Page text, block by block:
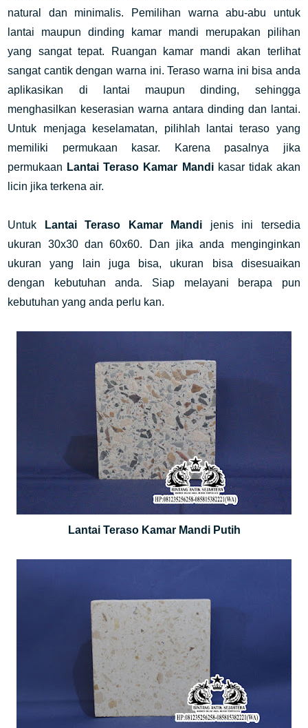
natural dan minimalis. Pemilihan warna abu-abu untuk
lantai maupun dinding kamar mandi merupakan pilihan
yang sangat tepat. Ruangan kamar mandi akan terlihat
sangat cantik dengan warna ini. Teraso warna ini bisa anda
aplikasikan di lantai maupun dinding, sehingga
menghasilkan keserasian warna antara dinding dan lantai.
Untuk menjaga keselamatan, pilihlah lantai teraso yang
memiliki permukaan kasar. Karena pasalnya jika
permukaan Lantai Teraso Kamar Mandikasar tidak akan
licin jika terkena air.
Untuk Lantai Teraso Kamar Mandi jenis ini tersedia
ukuran 30x30 dan 60x60. Dan jika anda menginginkan
ukuran yang lain juga bisa, ukuran bisa disesuaikan
dengan kebutuhan anda. Siap melayani berapa pun
kebutuhan yang anda perlu kan.
Lantai Teraso Kamar Mandi Putih